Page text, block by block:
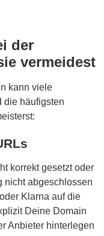
der
vermeidest
kann viele
die häufigsten
korrekt gesetzt oder
nicht abgeschlossen
Klarna auf die
Deine Domain
Anbieter hinterlegen